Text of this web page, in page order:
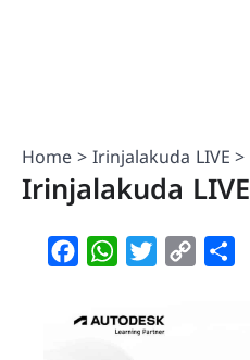
Home Irinjalakuda LIVE
Irinjalakuda LIVE
FacebookWhatsAppTwitterCopy